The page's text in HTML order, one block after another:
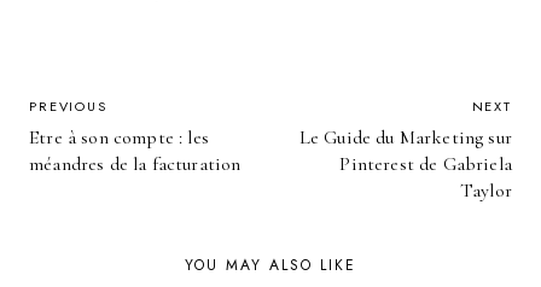
POST
NAVIGATION
PREVIOUS
Etre à son compte : les
méandres de la facturation
NEXT
Le Guide du Marketing sur
Pinterest de Gabriela
Taylor
YOU MAY ALSO LIKE